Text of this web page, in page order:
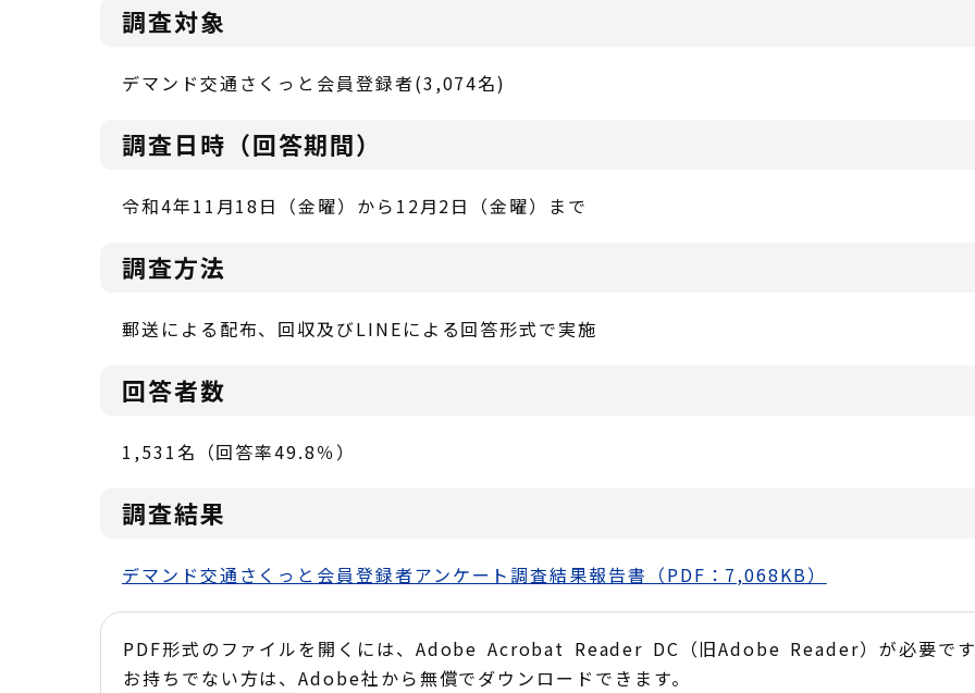
調査対象
デマンド交通さくっと会員登録者(3,074名)
調査日時（回答期間）
令和4年11月18日（金曜）から12月2日（金曜）まで
調査方法
郵送による配布、回収及びLINEによる回答形式で実施
回答者数
1,531名（回答率49.8％）
調査結果
デマンド交通さくっと会員登録者アンケート調査結果報告書（PDF：7,068KB）
PDF形式のファイルを開くには、Adobe Acrobat Reader DC（旧Adobe Reader）が必要で
お持ちでない方は、Adobe社から無償でダウンロードできます。